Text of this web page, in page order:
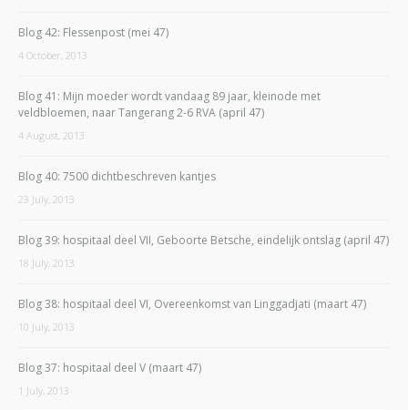
Blog 42: Flessenpost (mei 47)
4 October, 2013
Blog 41: Mijn moeder wordt vandaag 89 jaar, kleinode met
veldbloemen, naar Tangerang 2-6 RVA (april 47)
4 August, 2013
Blog 40: 7500 dichtbeschreven kantjes
23 July, 2013
Blog 39: hospitaal deel VII, Geboorte Betsche, eindelijk ontslag (april 47)
18 July, 2013
Blog 38: hospitaal deel VI, Overeenkomst van Linggadjati (maart 47)
10 July, 2013
Blog 37: hospitaal deel V (maart 47)
1 July, 2013